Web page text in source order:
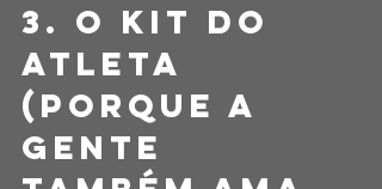
3. O kit do
atleta
(porque a
gente